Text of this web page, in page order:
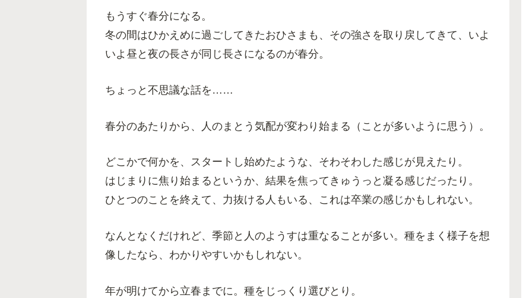
もうすぐ春分になる。
冬の間はひかえめに過ごしてきたおひさまも、その強さを取り戻してきて、いよ
いよ昼と夜の長さが同じ長さになるのが春分。
ちょっと不思議な話を……
春分のあたりから、人のまとう気配が変わり始まる（ことが多いように思う）。
どこかで何かを、スタートし始めたような、そわそわした感じが見えたり。
はじまりに焦り始まるというか、結果を焦ってきゅうっと凝る感じだったり。
ひとつのことを終えて、力抜ける人もいる、これは卒業の感じかもしれない。
なんとなくだけれど、季節と人のようすは重なることが多い。種をまく様子を想
像したなら、わかりやすいかもしれない。
年が明けてから立春までに。種をじっくり選びとり。